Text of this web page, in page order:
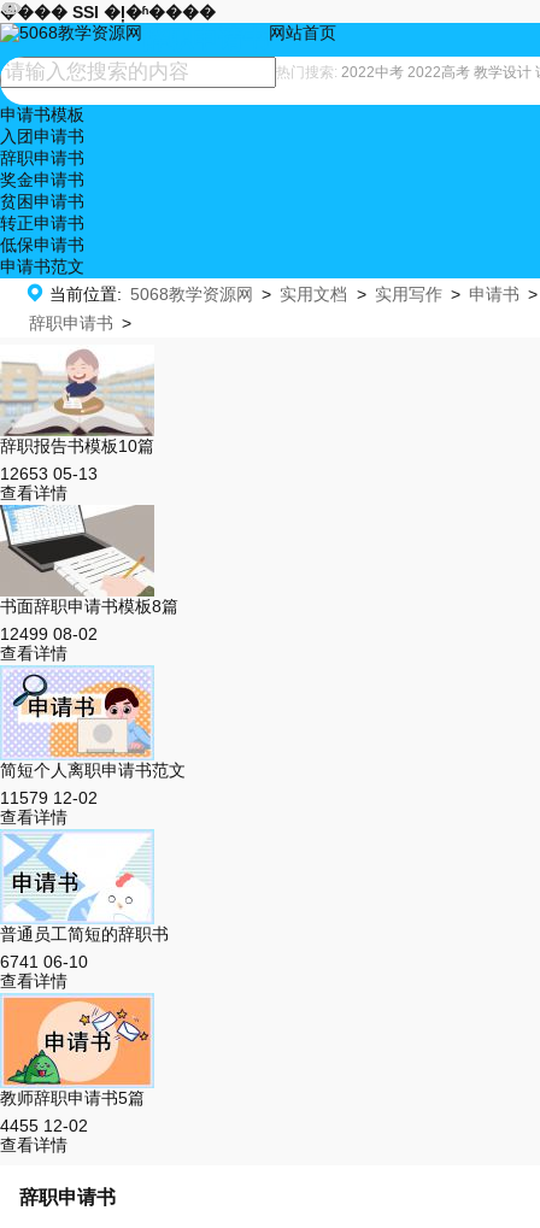
���� SSI �ļ�ʱ����
热门搜索: 2022中考 2022高考 教学设计
网站首页
申请书模板
入团申请书
辞职申请书
奖金申请书
贫困申请书
转正申请书
低保申请书
申请书范文
 当前位置: 5068教学资源网 > 实用文档 > 实用写作 > 申请书 >
辞职申请书 >
辞职报告书模板10篇

12653

05-13
查看详情
书面辞职申请书模板8篇

12499

08-02
查看详情
简短个人离职申请书范文

11579

12-02
查看详情
普通员工简短的辞职书

6741

06-10
查看详情
教师辞职申请书5篇

4455

12-02
查看详情
辞职申请书